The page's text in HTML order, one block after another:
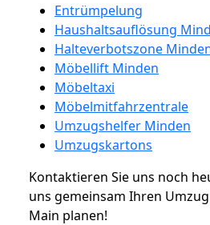
Entrümpelung
Haushaltsauflösung
Halteverbotszone
Möbellift Minden
Möbeltaxi
Möbelmitfahrzentrale
Umzugshelfer Minden
Umzugskartons
Kontaktieren Sie uns noch
uns gemeinsam Ihren
Main planen!